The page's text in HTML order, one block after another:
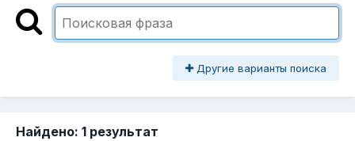
Другие варианты поиска
Найдено: 1 результат